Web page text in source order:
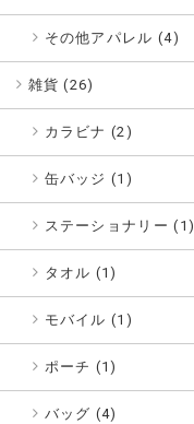
その他アパレル (4)
雑貨 (26)
カラビナ (2)
缶バッジ (1)
ステーショナリー (1)
タオル (1)
モバイル (1)
ポーチ (1)
バッグ (4)